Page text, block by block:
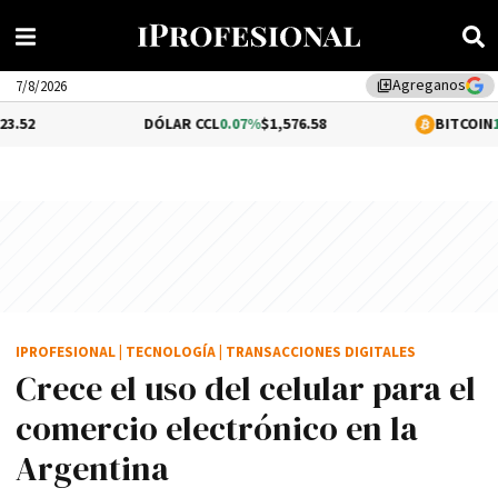
library_addAgreganos
7/8/2026
0.07%$1,576.58 1.48%
Crece el uso del celular para el
comercio electrónico en la
Argentina
IPROFESIONAL TECNOLOGÍA TRANSACCIONES DIGITALES